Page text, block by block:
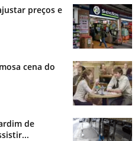
preços e
cena do
de